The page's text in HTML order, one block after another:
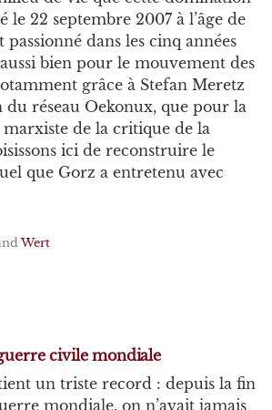
le 22 septembre 2007 à l’âge de
passionné dans les cinq années
bien pour le mouvement des
grâce à Stefan Meretz
du réseau Oekonux, que pour la
de la critique de la
ici de reconstruire le
que Gorz a entretenu avec
Wert
civile mondiale
un triste record : depuis la fin
mondiale, on n’avait jamais